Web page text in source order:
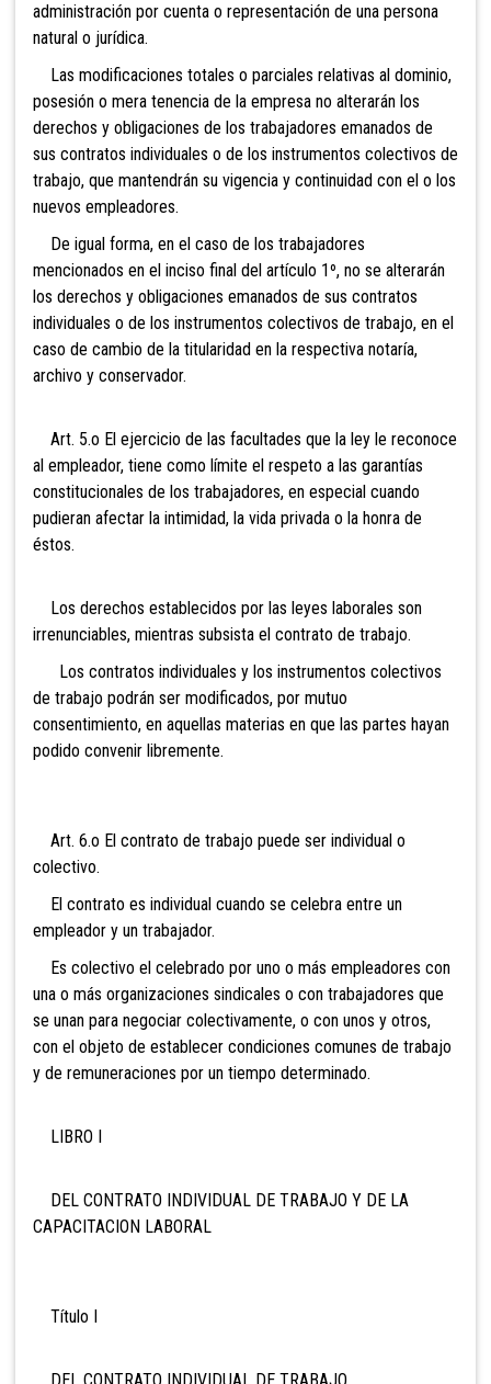
administración por cuenta o representación de una persona
natural o jurídica.
Las modificaciones totales o parciales relativas al dominio,
posesión o mera tenencia de la empresa no alterarán los
derechos y obligaciones de los trabajadores emanados de
sus contratos individuales o de los instrumentos colectivos de
trabajo, que mantendrán su vigencia y continuidad con el o los
nuevos empleadores.
De igual forma, en el caso de los trabajadores
mencionados en el inciso final del artículo 1º, no se alterarán
los derechos y obligaciones emanados de sus contratos
individuales o de los instrumentos colectivos de trabajo, en el
caso de cambio de la titularidad en la respectiva notaría,
archivo y conservador.
Art. 5.o El ejercicio de las facultades que la ley le reconoce
al empleador, tiene como límite el respeto a las garantías
constitucionales de los trabajadores, en especial cuando
pudieran afectar la intimidad, la vida privada o la honra de
éstos.
Los derechos establecidos por las leyes laborales son
irrenunciables, mientras subsista el contrato de trabajo.
Los contratos individuales y los instrumentos colectivos
de trabajo podrán ser modificados, por mutuo
consentimiento, en aquellas materias en que las partes hayan
podido convenir libremente.
Art. 6.o El contrato de trabajo puede ser individual o
colectivo.
El contrato es individual cuando se celebra entre un
empleador y un trabajador.
Es colectivo el celebrado por uno o más empleadores con
una o más organizaciones sindicales o con trabajadores que
se unan para negociar colectivamente, o con unos y otros,
con el objeto de establecer condiciones comunes de trabajo
y de remuneraciones por un tiempo determinado.
LIBRO I
DEL CONTRATO INDIVIDUAL DE TRABAJO Y DE LA
CAPACITACION LABORAL
Título I